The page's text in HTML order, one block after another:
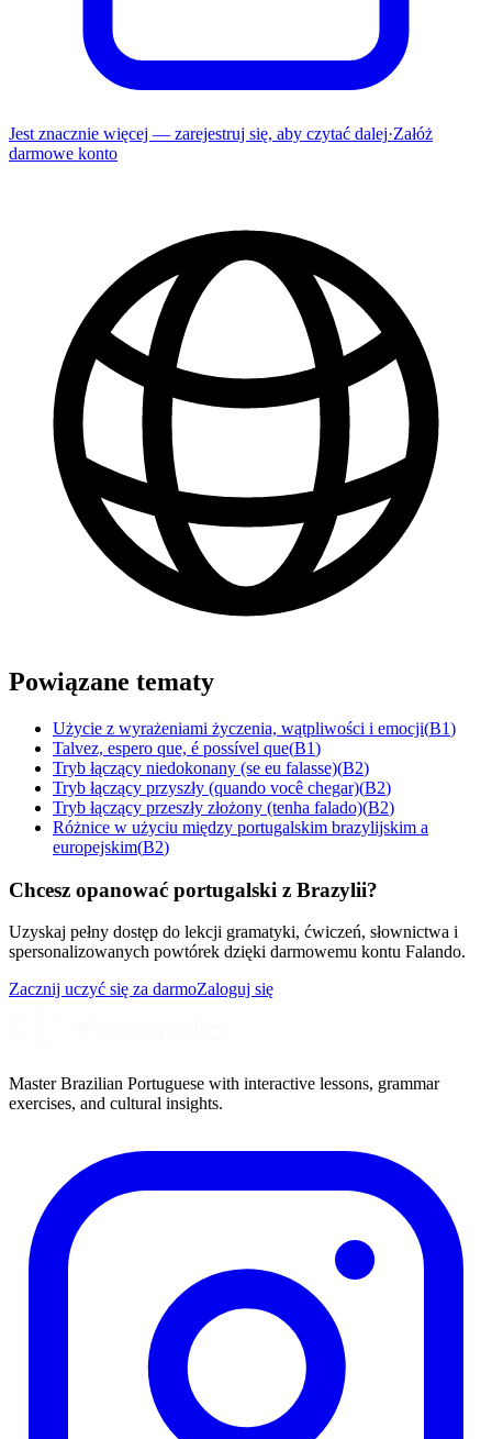
Jest znacznie więcej — zarejestruj się, aby czytać dalej·Załóż
darmowe konto
Powiązane tematy
Użycie z wyrażeniami życzenia, wątpliwości i emocji(B1)
Talvez, espero que, é possível que(B1)
Tryb łączący niedokonany (se eu falasse)(B2)
Tryb łączący przyszły (quando você chegar)(B2)
Tryb łączący przeszły złożony (tenha falado)(B2)
Różnice w użyciu między portugalskim brazylijskim a
europejskim(B2)
Chcesz opanować portugalski z Brazylii?
Uzyskaj pełny dostęp do lekcji gramatyki, ćwiczeń, słownictwa i
spersonalizowanych powtórek dzięki darmowemu kontu Falando.
Zacznij uczyć się za darmoZaloguj się
Master Brazilian Portuguese with interactive lessons, grammar
exercises, and cultural insights.